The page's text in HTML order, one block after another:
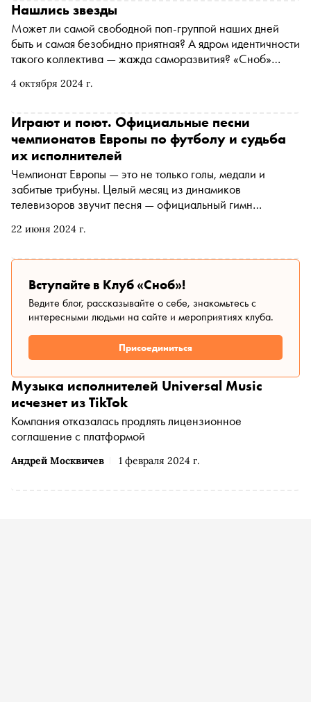
4 октября 2024 г.
Нашлись звезды
Может ли самой свободной поп-группой наших дней
быть и самая безобидно приятная? А ядром идентичности
такого коллектива — жажда саморазвития? «Сноб»
десятого — альбома Moon Music и удивляется не меньше
22 июня 2024 г.
Играют и поют. Официальные песни
чемпионатов Европы по футболу и судьба
их исполнителей
Чемпионат Европы — это не только голы, медали и
забитые трибуны. Целый месяц из динамиков
телевизоров звучит песня — официальный гимн
Евро обзавелся собственным оригинальным треком еще
задавали ритм матчам в минувшие годы, чей трек стал
культовым среди фанатов и кому музыка Евро помогла
раскрутить карьеру
Вступайте в Клуб «Сноб»!
Ведите блог, рассказывайте о себе, знакомьтесь с
интересными людьми на сайте и мероприятиях клуба.
Присоединиться
Андрей Москвичев 1 февраля 2024 г.
Музыка исполнителей Universal Music
исчезнет из TikTok
Компания отказалась продлять лицензионное
соглашение с платформой